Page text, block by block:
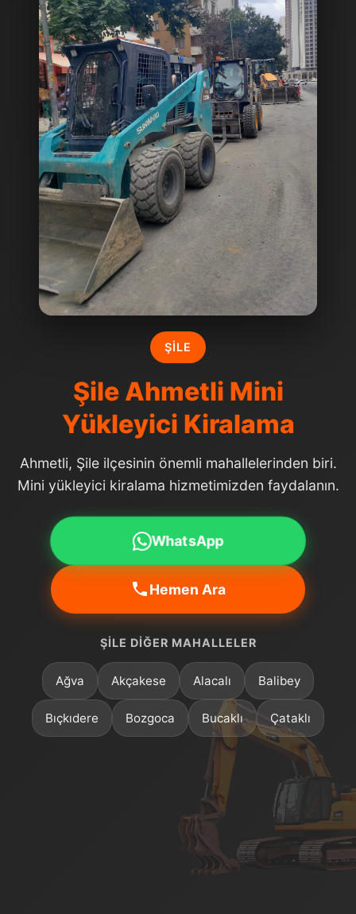
ŞILE
Şile Ahmetli Mini
Yükleyici Kiralama
Ahmetli, Şile ilçesinin önemli mahallelerinden biri.
Mini yükleyici kiralama hizmetimizden faydalanın.
WhatsApp
Hemen Ara
ŞILE DIĞER MAHALLELER
Ağva Akçakese Alacalı Balibey
Bıçkıdere Bozgoca Bucaklı Çataklı